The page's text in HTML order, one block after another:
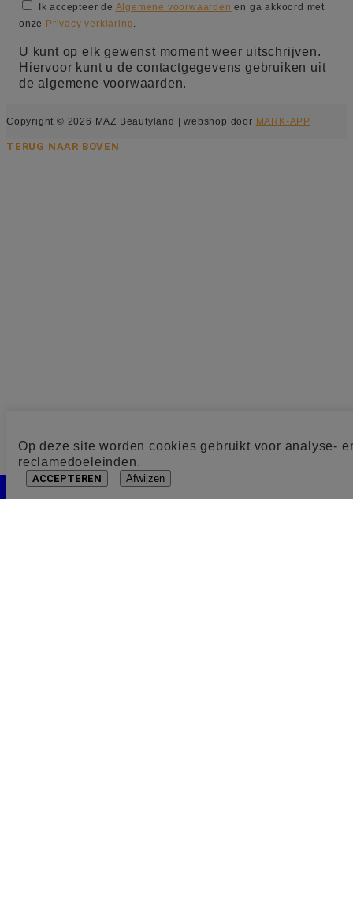
Op deze site worden cookies gebruikt voor analyse-
reclamedoeleinden.
ACCEPTEREN Afwijzen
Ik accepteer de Algemene voorwaarden en ga akkoord met
onze Privacy verklaring.
U kunt op elk gewenst moment weer uitschrijven.
Hiervoor kunt u de contactgegevens gebruiken uit
de algemene voorwaarden.
Copyright © 2026 MAZ Beautyland | webshop door MARK-APP
TERUG NAAR BOVEN
Cookie toestemming